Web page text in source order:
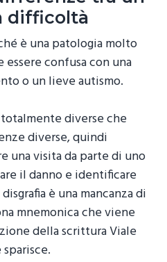
difficoltà
è una patologia molto
confusa con una
o un lieve autismo.
diverse che
diverse, quindi
una visita da parte di uno
il danno e identificare
è una mancanza di
mnemonica che viene
della scrittura Viale